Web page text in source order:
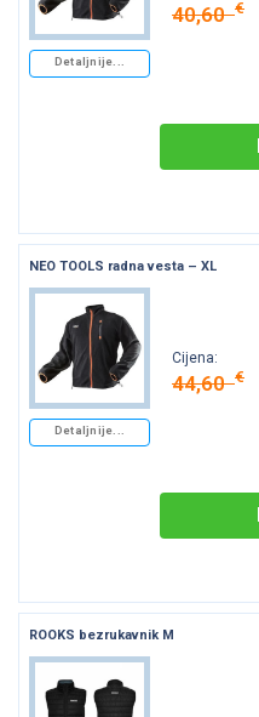
Detaljnije...
40,60€
Detaljnije...
NEO TOOLS radna vesta – XL
Cijena:
44,60€
ROOKS bezrukavnik M